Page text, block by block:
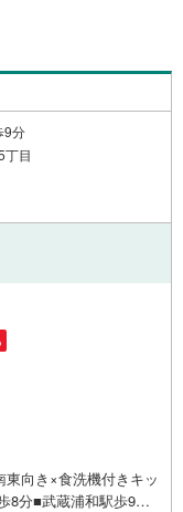
9分
丁目
向き×食洗機付きキッ
8分■武蔵浦和駅歩9分